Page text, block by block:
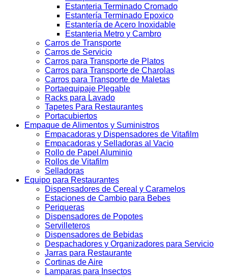
Estanteria Terminado Cromado
Estantería Terminado Epoxico
Estantería de Acero Inoxidable
Estanteria Metro y Cambro
Carros de Transporte
Carros de Servicio
Carros para Transporte de Platos
Carros para Transporte de Charolas
Carros para Transporte de Maletas
Portaequipaje Plegable
Racks para Lavado
Tapetes Para Restaurantes
Portacubiertos
Empaque de Alimentos y Suministros
Empacadoras y Dispensadores de Vitafilm
Empacadoras y Selladoras al Vacio
Rollo de Papel Aluminio
Rollos de Vitafilm
Selladoras
Equipo para Restaurantes
Dispensadores de Cereal y Caramelos
Estaciones de Cambio para Bebes
Periqueras
Dispensadores de Popotes
Servilleteros
Dispensadores de Bebidas
Despachadores y Organizadores para Servicio
Jarras para Restaurante
Cortinas de Aire
Lamparas para Insectos